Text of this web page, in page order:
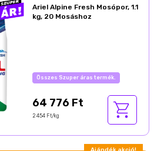
Ariel Alpine Fresh Mosópor, 1.1
kg, 20 Mosáshoz
Az akció részletei
64 776 Ft
2 454 Ft/kg